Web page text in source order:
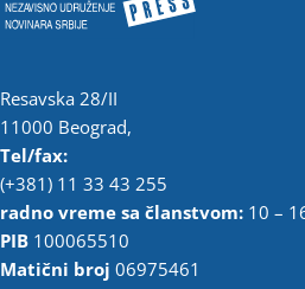
Resavska 28/II
11000 Beograd,
Tel/fax:
(+381) 11 33 43 255
radno vreme sa članstvom: 10 –
PIB 100065510
Matični broj 06975461